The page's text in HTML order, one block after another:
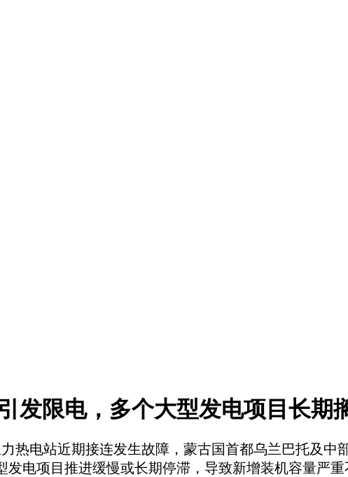
发限电，多个大型发电项目长期
热电站近期接连发生故障，蒙古国首都乌兰巴托及中
电项目推进缓慢或长期停滞，导致新增装机容量严重